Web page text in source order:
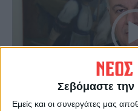
Σεβόμαστε την
Εμείς και οι συνεργάτες μας